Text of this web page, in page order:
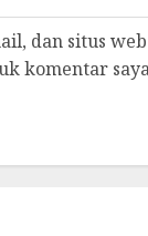
dan situs
komentar